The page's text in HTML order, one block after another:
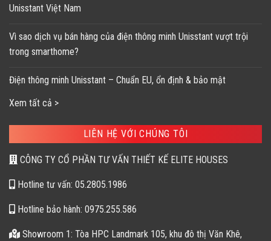
Unisstant Việt Nam
Vì sao dịch vụ bán hàng của điện thông minh Unisstant vượt trội
trong smarthome?
Điện thông minh Unisstant – Chuẩn EU, ổn định & bảo mật
Xem tất cả >
LIÊN HỆ VỚI CHÚNG TÔI
CÔNG TY CỔ PHẦN TƯ VẤN THIẾT KẾ ELITE HOUSES
Hotline tư vấn: 05.2805.1986
Hotline bảo hành: 0975.255.586
Showroom 1: Tòa HPC Landmark 105, khu đô thị Văn Khê,